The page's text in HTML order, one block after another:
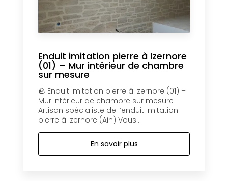
Enduit imitation pierre à Izernore
(01) – Mur intérieur de chambre
sur mesure
🪨 Enduit imitation pierre à Izernore (01) –
Mur intérieur de chambre sur mesure
Artisan spécialiste de l’enduit imitation
pierre à Izernore (Ain) Vous...
En savoir plus